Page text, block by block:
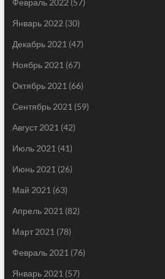
Февраль 2022 (57)
Январь 2022 (30)
Декабрь 2021 (47)
Ноябрь 2021 (67)
Октябрь 2021 (66)
Сентябрь 2021 (59)
Август 2021 (42)
Июль 2021 (41)
Июнь 2021 (26)
Май 2021 (63)
Апрель 2021 (82)
Март 2021 (78)
Февраль 2021 (76)
Январь 2021 (57)